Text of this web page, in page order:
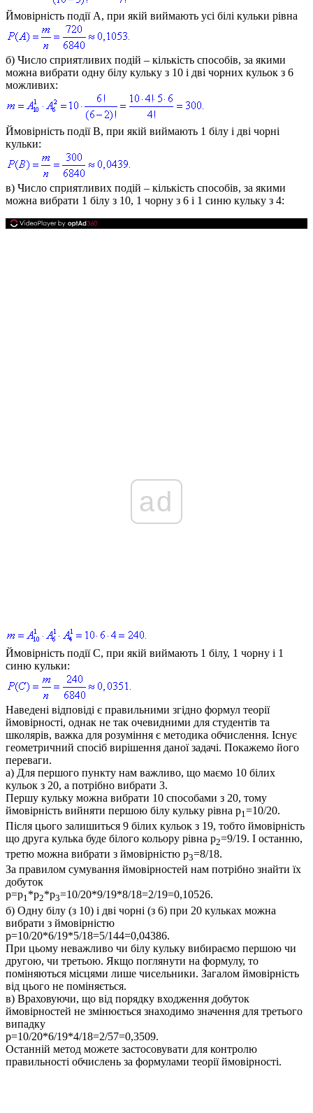
Ймовірність події A, при якій виймають усі білі кульки рівна
б) Число сприятливих подій – кількість способів, за якими
можна вибрати одну білу кульку з 10 і дві чорних кульок з 6
можливих:
Ймовірність подіїB, при якій виймають 1 білу і дві чорні
кульки:
в) Число сприятливих подій – кількість способів, за якими
можна вибрати 1 білу з 10, 1 чорну з 6 і 1 синю кульку з 4:
ad
Ймовірність подіїC, при якій виймають 1 білу, 1 чорну і 1
синю кульки:
Наведені відповіді є правильними згідно формул теорії
ймовірності, однак не так очевидними для студентів та
школярів, важка для розуміння є методика обчислення. Існує
геометричний спосіб вирішення даної задачі. Покажемо його
переваги.
а) Для першого пункту нам важливо, що маємо 10 білих
кульок з 20, а потрібно вибрати 3.
Першу кульку можна вибрати 10 способами з 20, тому
ймовірність вийняти першою білу кульку рівна p1=10/20.
Після цього залишиться 9 білих кульок з 19, тобто ймовірність
що друга кулька буде білого кольору рівна p2=9/19. І останню,
третю можна вибрати з ймовірністю p3=8/18.
За правилом сумування ймовірностей нам потрібно знайти їх
добуток
p=p1*p2*p3=10/20*9/19*8/18=2/19=0,10526.
б) Одну білу (з 10) і дві чорні (з 6) при 20 кульках можна
вибрати з ймовірністю
p=10/20*6/19*5/18=5/144=0,04386.
При цьому неважливо чи білу кульку вибираємо першою чи
другою, чи третьою. Якщо поглянути на формулу, то
поміняються місцями лише чисельники. Загалом ймовірність
від цього не поміняється.
в) Враховуючи, що від порядку входження добуток
ймовірностей не змінюється знаходимо значення для третього
випадку
p=10/20*6/19*4/18=2/57=0,3509.
Останній метод можете застосовувати для контролю
правильності обчислень за формулами теорії ймовірності.